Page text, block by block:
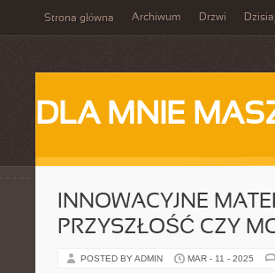
Strona główna Archiwum Drzwi Dzisiaj
DLA MNIE
INNOWACYJNE
PRZYSZŁOŚĆ CZY
POSTED BY ADMIN MAR - 11 - 2025